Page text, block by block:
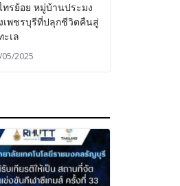
ทรย้อย หมู่บ้านประมง
เพชรบุรีที่ปลุกชีวิตคืนสู่
ะเล
05/2025